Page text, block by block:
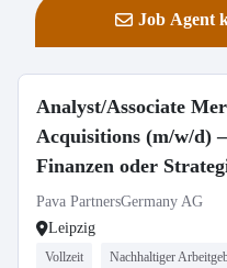
Job Agent
Analyst/Associate
Acquisitions (m/w/d)
Finanzen oder
Pava PartnersGermany AG
Leipzig
Vollzeit Nachhaltiger